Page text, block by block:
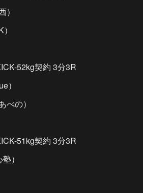
52kg契約 3分3R
）
の）
51kg契約 3分3R
）